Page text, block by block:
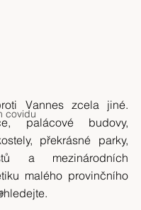
covidu
Vannes zcela jiné.
palácové budovy,
překrásné parky,
a mezinárodních
malého provinčního